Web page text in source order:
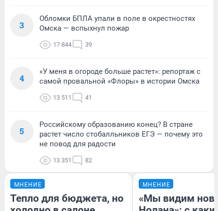
3
Обломки БПЛА упали в поле в окрестностях
Омска — вспыхнул пожар
17 844 39
4
«У меня в огороде больше растет»: репортаж с
самой провальной «Флоры» в истории Омска
13 511 41
5
Российскому образованию конец? В стране
растет число стобалльников ЕГЭ — почему это
не повод для радости
13 351 82
МНЕНИЕ
Тепло для бюджета, но
МНЕНИЕ
«Мы видим